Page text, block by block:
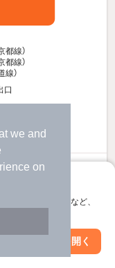
we and
on
屋探し
お気に入り保存など、
アプリを開く
都線）
都線）
線）
口
絞り込み条件を変更